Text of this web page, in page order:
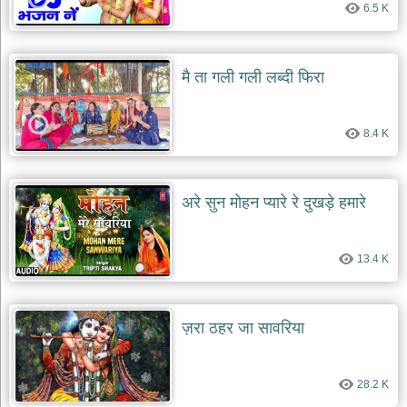
बावा
दयाल
भजन
bawa
lal
dayal
bhajans
देव
भजन
shani
dev
bhajans
आज
भजन
bhajan
of
the
day
भजन
6.5 K
मै ता गली गली लब्दी फिरा
8.4 K
अरे सुन मोहन प्यारे रे दुखड़े हमारे
13.4 K
ज़रा ठहर जा सावरिया
28.2 K